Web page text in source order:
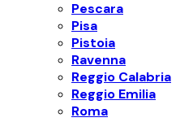
Pescara
Pisa
Pistoia
Ravenna
Reggio Calabria
Reggio Emilia
Roma